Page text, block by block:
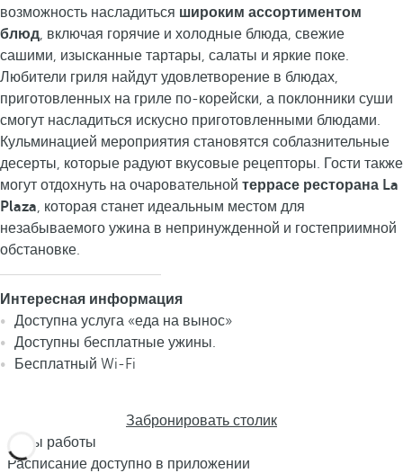
возможность насладиться широким ассортиментом
блюд, включая горячие и холодные блюда, свежие
сашими, изысканные тартары, салаты и яркие поке.
Любители гриля найдут удовлетворение в блюдах,
приготовленных на гриле по-корейски, а поклонники суши
смогут насладиться искусно приготовленными блюдами.
Кульминацией мероприятия становятся соблазнительные
десерты, которые радуют вкусовые рецепторы. Гости также
могут отдохнуть на очаровательной террасе ресторана La
Plaza, которая станет идеальным местом для
незабываемого ужина в непринужденной и гостеприимной
обстановке.
Интересная информация
Доступна услуга «еда на вынос»
Доступны бесплатные ужины.
Бесплатный Wi-Fi
Забронировать столик
Часы работы
Расписание доступно в приложении